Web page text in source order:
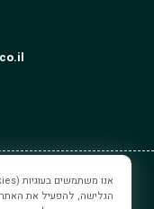
ארמון
הגלישה, להפעיל את